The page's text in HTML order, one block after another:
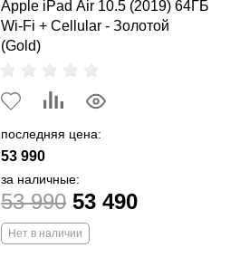
Apple iPad Air 10.5 (2019) 64ГБ
Wi-Fi + Cellular - Золотой
(Gold)
последняя цена:
53 990
за наличные:
53 990 53 490
Нет в наличии